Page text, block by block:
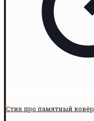
Стих про памятный ковёр